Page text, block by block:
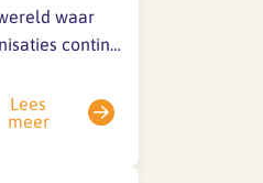
Wil je
liever
dan via de
het…
waar
continu
presteren,
dit boek een
Lees
meer